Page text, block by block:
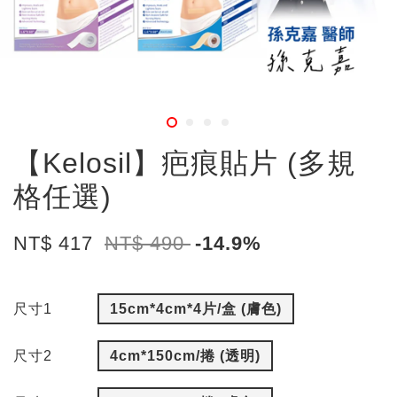
【Kelosil】疤痕貼片 (多規
格任選)
NT$ 417 NT$ 490 -14.9%
尺寸1 15cm*4cm*4片/盒 (膚色)
尺寸2 4cm*150cm/捲 (透明)